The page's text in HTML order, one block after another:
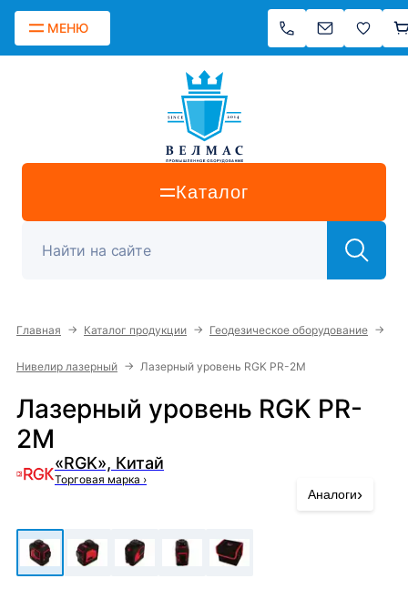
МЕНЮ
Каталог
Главная → Каталог продукции → Геодезическое оборудование →
Нивелир лазерный → Лазерный уровень RGK PR-2M
Лазерный уровень RGK PR-
2M
«RGK», Китай
Торговая марка ›
Аналоги›